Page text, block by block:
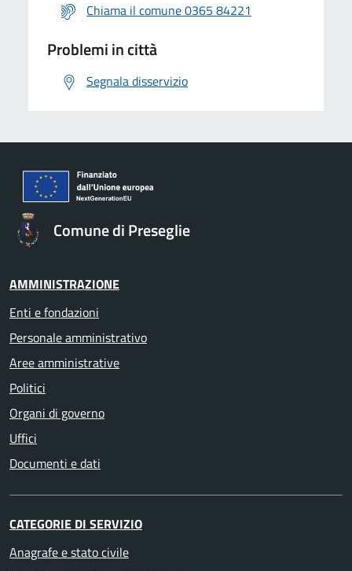
Chiama il comune 0365 84221
Problemi in città
Segnala disservizio
Comune di Preseglie
AMMINISTRAZIONE
Enti e fondazioni
Personale amministrativo
Aree amministrative
Politici
Organi di governo
Uffici
Documenti e dati
CATEGORIE DI SERVIZIO
Anagrafe e stato civile